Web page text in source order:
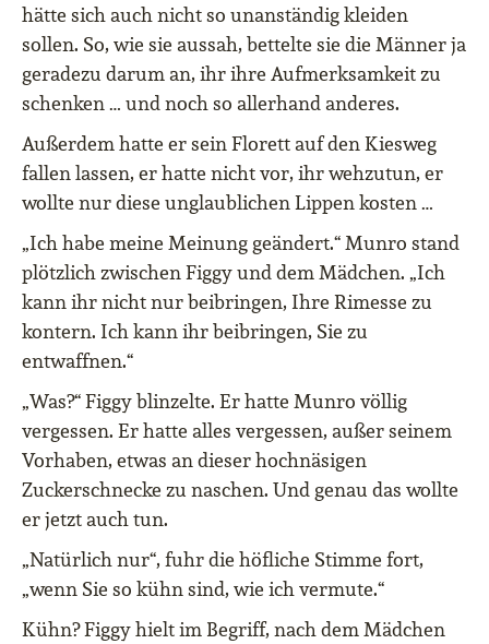
hätte sich auch nicht so unanständig kleiden
sollen. So, wie sie aussah, bettelte sie die Männer ja
geradezu darum an, ihr ihre Aufmerksamkeit zu
schenken … und noch so allerhand anderes.
Außerdem hatte er sein Florett auf den Kiesweg
fallen lassen, er hatte nicht vor, ihr wehzutun, er
wollte nur diese unglaublichen Lippen kosten …
„Ich habe meine Meinung geändert.“ Munro stand
plötzlich zwischen Figgy und dem Mädchen. „Ich
kann ihr nicht nur beibringen, Ihre Rimesse zu
kontern. Ich kann ihr beibringen, Sie zu
entwaffnen.“
„Was?“ Figgy blinzelte. Er hatte Munro völlig
vergessen. Er hatte alles vergessen, außer seinem
Vorhaben, etwas an dieser hochnäsigen
Zuckerschnecke zu naschen. Und genau das wollte
er jetzt auch tun.
„Natürlich nur“, fuhr die höfliche Stimme fort,
„wenn Sie so kühn sind, wie ich vermute.“
Kühn? Figgy hielt im Begriff, nach dem Mädchen